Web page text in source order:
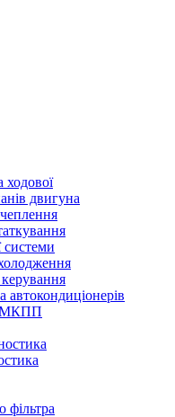
ходової
двигуна
системи
автокондиціонерів
МКПП
фільтра